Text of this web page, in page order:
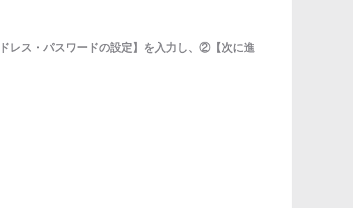
レス・パスワードの設定】を入力し、②【次に進